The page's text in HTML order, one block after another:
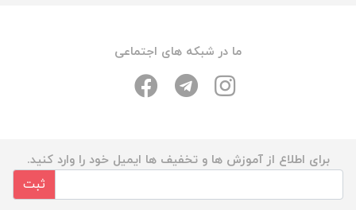
ما در شبکه های اجتماعی
برای اطلاع از آموزش ها و تخفیف ها ایمیل خود را وارد کنید.
ثبت